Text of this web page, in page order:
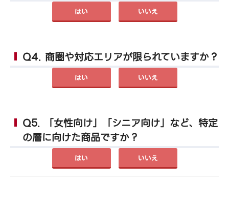
はい いいえ
Q4. 商圏や対応エリアが限られていますか？
はい いいえ
Q5. 「女性向け」「シニア向け」など、特定
の層に向けた商品ですか？
はい いいえ